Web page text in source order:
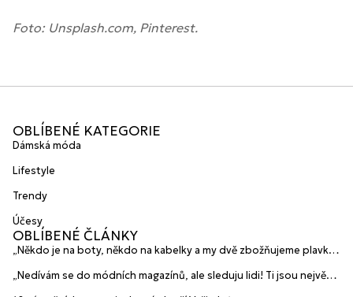
Foto: Unsplash.com, Pinterest.
OBLÍBENÉ KATEGORIE
Dámská móda
Lifestyle
Trendy
Účesy
OBLÍBENÉ ČLÁNKY
„Někdo je na boty, někdo na kabelky a my dvě zbožňujeme plavky“
HANAJANA Swimwear
„Nedívám se do módních magazínů, ale sleduju lidi! Ti jsou největší